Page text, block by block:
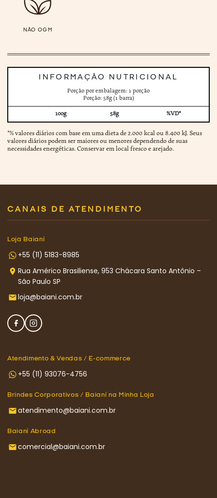
INFORMAÇÃO NUTRICIONAL
Porção por embalagem: 1 porção
Porção: 58g (1 barra)
100g 58g %VD*
*% valores diários com base em uma dieta de 2.000 kcal ou 8.400 kJ. Seus
valores diários podem ser maiores ou menores dependendo de suas
necessidades energéticas. Conservar em local fresco e arejado.
NÃO OGM
CANAIS DE ATENDIMENTO
Loja Baianí
+55 (11) 5183-8985
Rua Américo Brasiliense, 953 Chácara Santo Antônio –
São Paulo SP
loja@baiani.com.br
Atendimento & Vendas / E-commerce
+55 (11) 93076-4756
Brindes Corporativos / Baianí na Minha Loja
atendimento@baiani.com.br
Baianí Abroad
comercial@baiani.com.br